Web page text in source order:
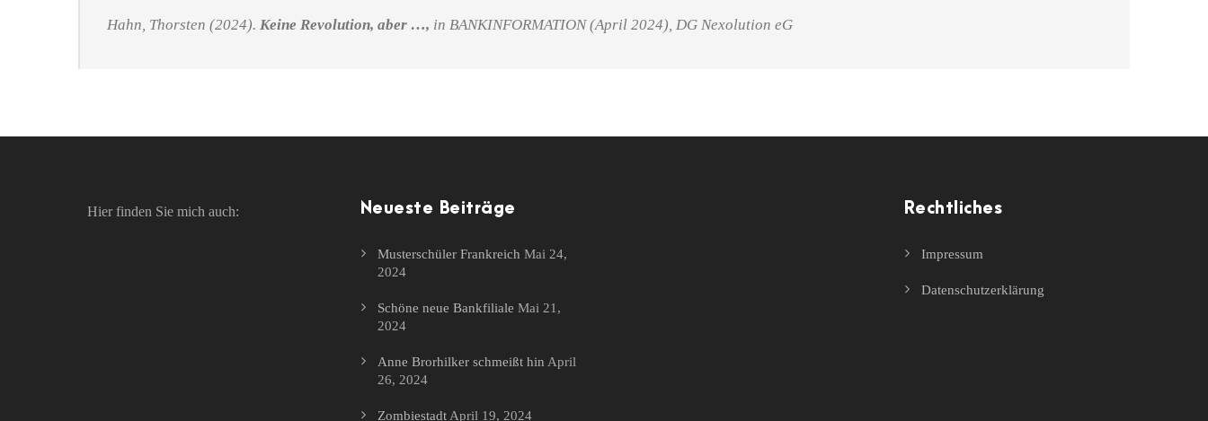
Hahn, Thorsten (2024). Keine Revolution, aber …, in BANKINFORMATION (April 2024), DG Nexolution eG
Hier finden Sie mich auch: Neueste Beiträge
Musterschüler Frankreich Mai 24,
2024
Schöne neue Bankfiliale Mai 21,
2024
Anne Brorhilker schmeißt hin April
26, 2024
Zombiestadt April 19, 2024
Rechtliches
Impressum
Datenschutzerklärung